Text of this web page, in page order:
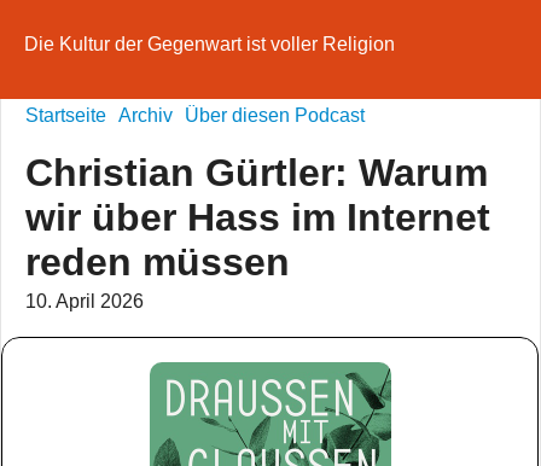
Die Kultur der Gegenwart ist voller Religion
Startseite Archiv Über diesen Podcast
Christian Gürtler: Warum
wir über Hass im Internet
reden müssen
10. April 2026